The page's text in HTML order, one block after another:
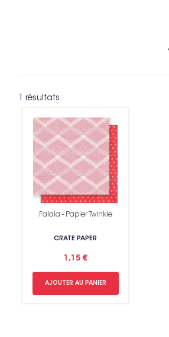
1 résultats
Falala - Papier Twinkle
CRATE PAPER
1,15 €
AJOUTER AU PANIER